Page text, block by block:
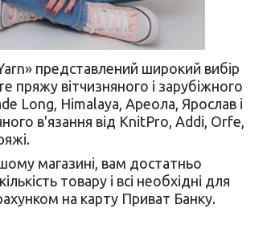
представлений широкий вибір
пряжу вітчизняного і зарубіжного
Long, Himalaya, Ареола, Ярослав і
в'язання від KnitPro, Addi, Orfe,
магазині, вам достатньо
товару і всі необхідні для
на карту Приват Банку.